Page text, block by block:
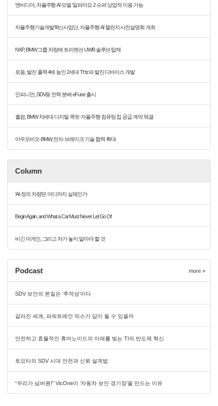
엔비디아, 자율주행 AI 모델 ‘알파마요 2 슈퍼’ 상업적 이용 가능
자율주행기술개발혁신사업단, 자율주행 AI 챌린지 사전설명회 개최
NXP, BMW 그룹 차량에 트리멘션 UWB 솔루션 탑재
로옴, 발진 출력 4배 높인 2세대 THz파 발진 디바이스 개발
인피니언, SDV용 전력 분배 eFuse 출시
퀄컴, BMW 차세대 디지털 콕핏·자율주행 컴퓨팅 칩 공급 계약 체결
아우모비오-BMW, 전자·브레이크 기술 협력 확대
Column
'AI-정의 차량'은 어디까지 실체인가
Begin Again, and What a Car Must Never Let Go Of
비긴 어게인, 그리고 차가 놓지 말아야 할 것
Podcast more »
SDV 보안의 본질은 ‘추적성’이다
갈라진 세계, 파워트레인 믹스가 답이 될 수 있을까
안전하고 효율적인 휴머노이드의 미래를 빚는 TI의 반도체 혁신
토요타의 SDV 시대 안전과 신뢰 설계법
“우리가 넘버원!” VicOne이 ‘자동차 보안 경기장’을 만드는 이유